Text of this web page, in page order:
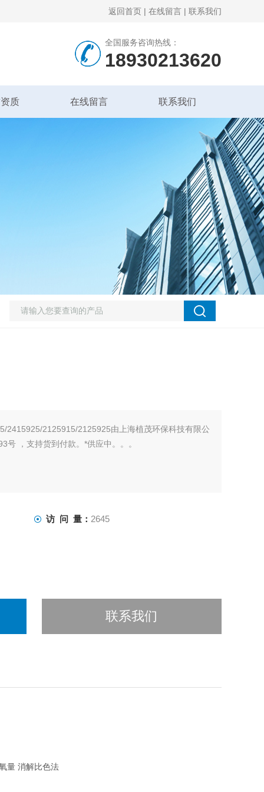
返回首页 | 在线留言 | 联系我们
全国服务咨询热线：
18930213620
质 在线留言 联系我们
2415925/2125915/2125925由上海植茂环保科技有限公
号 ，支持货到付款。*供应中。。。
访 问 量： 2645
联系我们
量 消解比色法